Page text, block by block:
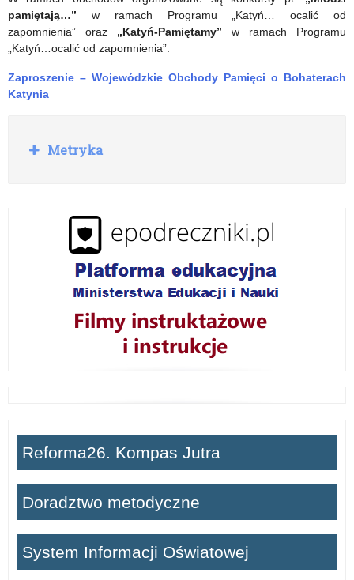
pamiętają…” w ramach Programu „Katyń… ocalić od
zapomnienia” oraz „Katyń-Pamiętamy” w ramach Programu
„Katyń…ocalić od zapomnienia”.
Zaproszenie – Wojewódzkie Obchody Pamięci o Bohaterach
Katynia
R
o
Metryka
Reforma26. Kompas Jutra
Doradztwo metodyczne
System Informacji Oświatowej